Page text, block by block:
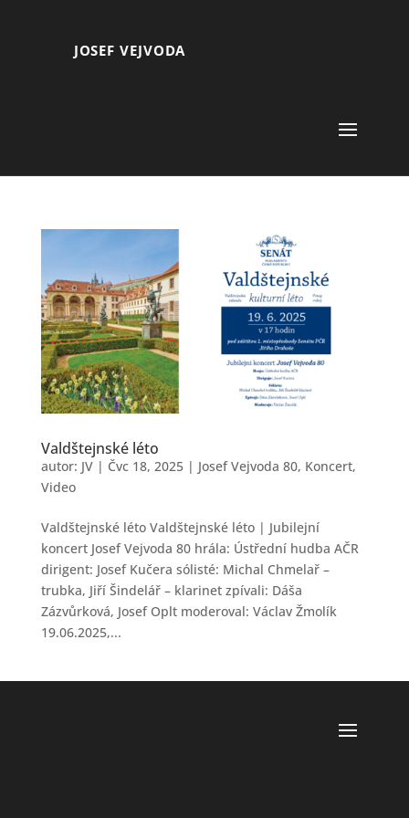
JOSEF VEJVODA
Valdštejnské léto
autor: JV| Čvc 18, 2025| Josef Vejvoda 80, Koncert,
Video
Valdštejnské léto Valdštejnské léto | Jubilejní
koncert Josef Vejvoda 80 hrála: Ústřední hudba AČR
dirigent: Josef Kučera sólisté: Michal Chmelař –
trubka, Jiří Šindelář – klarinet zpívali: Dáša
Zázvůrková, Josef Oplt moderoval: Václav Žmolík
19.06.2025,...